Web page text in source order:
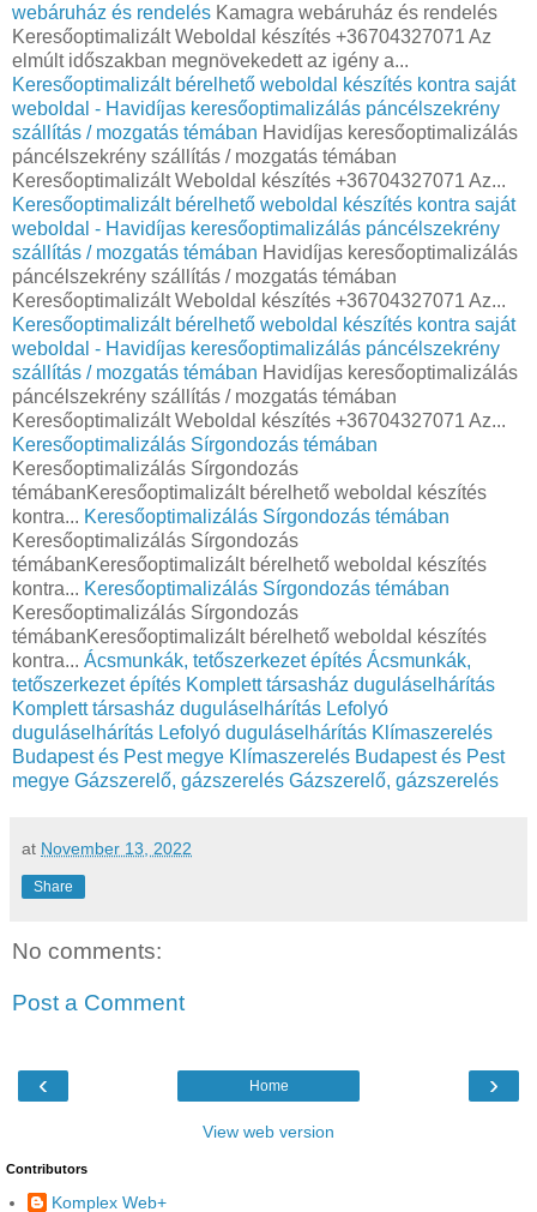
webáruház és rendelés Kamagra webáruház és rendelés
Keresőoptimalizált Weboldal készítés +36704327071 Az
elmúlt időszakban megnövekedett az igény a...
Keresőoptimalizált bérelhető weboldal készítés kontra saját
weboldal - Havidíjas keresőoptimalizálás páncélszekrény
szállítás / mozgatás témában Havidíjas keresőoptimalizálás
páncélszekrény szállítás / mozgatás témában
Keresőoptimalizált Weboldal készítés +36704327071 Az...
Keresőoptimalizált bérelhető weboldal készítés kontra saját
weboldal - Havidíjas keresőoptimalizálás páncélszekrény
szállítás / mozgatás témában Havidíjas keresőoptimalizálás
páncélszekrény szállítás / mozgatás témában
Keresőoptimalizált Weboldal készítés +36704327071 Az...
Keresőoptimalizált bérelhető weboldal készítés kontra saját
weboldal - Havidíjas keresőoptimalizálás páncélszekrény
szállítás / mozgatás témában Havidíjas keresőoptimalizálás
páncélszekrény szállítás / mozgatás témában
Keresőoptimalizált Weboldal készítés +36704327071 Az...
Keresőoptimalizálás Sírgondozás témában
Keresőoptimalizálás Sírgondozás
témábanKeresőoptimalizált bérelhető weboldal készítés
kontra... Keresőoptimalizálás Sírgondozás témában
Keresőoptimalizálás Sírgondozás
témábanKeresőoptimalizált bérelhető weboldal készítés
kontra... Keresőoptimalizálás Sírgondozás témában
Keresőoptimalizálás Sírgondozás
témábanKeresőoptimalizált bérelhető weboldal készítés
kontra... Ácsmunkák, tetőszerkezet építés Ácsmunkák,
tetőszerkezet építés Komplett társasház duguláselhárítás
Komplett társasház duguláselhárítás Lefolyó
duguláselhárítás Lefolyó duguláselhárítás Klímaszerelés
Budapest és Pest megye Klímaszerelés Budapest és Pest
megye Gázszerelő, gázszerelés Gázszerelő, gázszerelés
at November 13, 2022
Share
No comments:
Post a Comment
‹ ›
Home
View web version
Contributors
Komplex Web+